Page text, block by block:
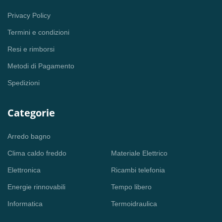
Privacy Policy
Termini e condizioni
Resi e rimborsi
Metodi di Pagamento
Spedizioni
Categorie
Arredo bagno
Clima caldo freddo
Elettronica
Energie rinnovabili
Informatica
Materiale Elettrico
Ricambi telefonia
Tempo libero
Termoidraulica